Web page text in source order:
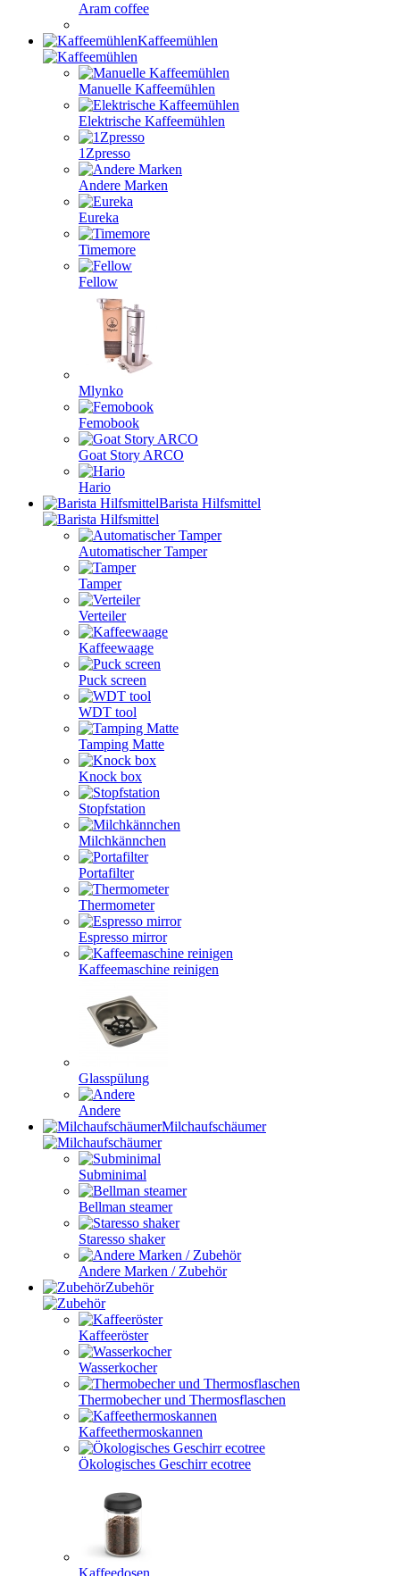
Aram coffee
Kaffeemühlen
Manuelle Kaffeemühlen
Elektrische Kaffeemühlen
1Zpresso
Andere Marken
Eureka
Timemore
Fellow
Mlynko
Femobook
Goat Story ARCO
Hario
Barista Hilfsmittel
Automatischer Tamper
Tamper
Verteiler
Kaffeewaage
Puck screen
WDT tool
Tamping Matte
Knock box
Stopfstation
Milchkännchen
Portafilter
Thermometer
Espresso mirror
Kaffeemaschine reinigen
Glasspülung
Andere
Milchaufschäumer
Subminimal
Bellman steamer
Staresso shaker
Andere Marken / Zubehör
Zubehör
Kaffeeröster
Wasserkocher
Thermobecher und Thermosflaschen
Kaffeethermoskannen
Ökologisches Geschirr ecotree
Kaffeedosen